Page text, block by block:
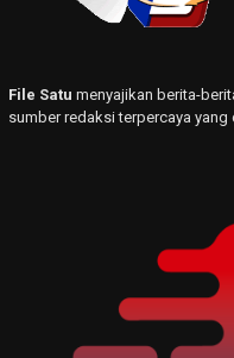
File Satu menyajikan berita-
sumber redaksi terpercaya